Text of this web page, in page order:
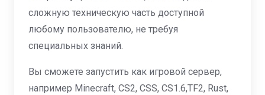
сложную техническую часть доступной
любому пользователю, не требуя
специальных знаний.
Вы сможете запустить как игровой сервер,
например Minecraft, CS2, CSS, CS1.6,TF2, Rust,